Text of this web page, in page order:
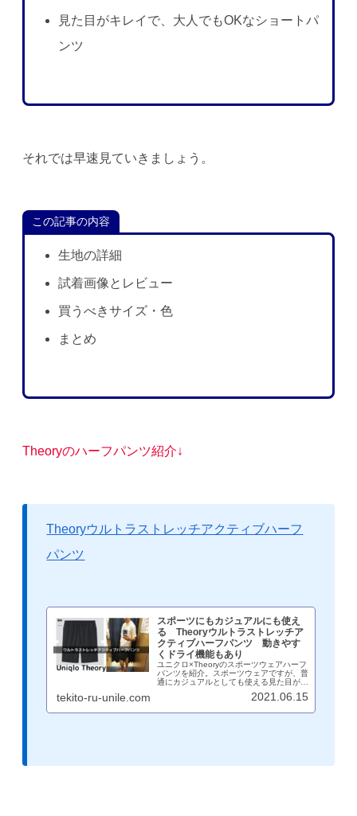
見た目がキレイで、大人でもOKなショートパ
ンツ
それでは早速見ていきましょう。
この記事の内容
生地の詳細
試着画像とレビュー
買うべきサイズ・色
まとめ
Theoryのハーフパンツ紹介↓
Theoryウルトラストレッチアクティブハーフ
パンツ
スポーツにもカジュアルにも使え
る Theoryウルトラストレッチア
クティブハーフパンツ 動きやす
くドライ機能もあり
ユニクロ×Theoryのスポーツウェアハーフ
パンツを紹介。スポーツウェアですが、普
通にカジュアルとしても使える見た目が
GOOD。ドライ機能やストレッチ素材で
動きやすさは最高です。感謝祭時には
tekito-ru-unile.com 2021.06.15